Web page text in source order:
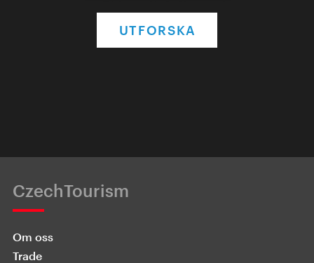
UTFORSKA
CzechTourism
Om oss
Trade